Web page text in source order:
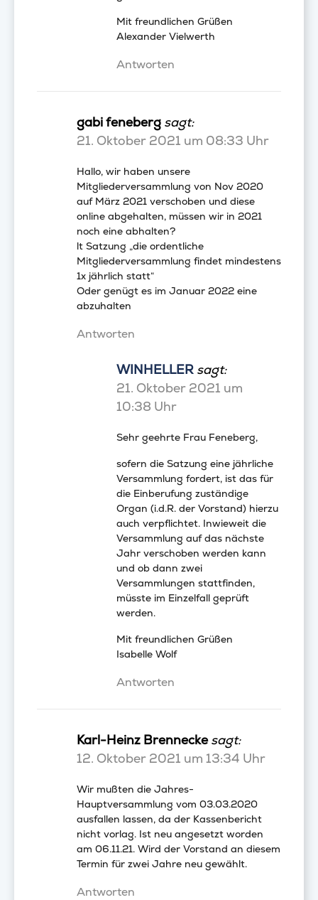
Mit freundlichen Grüßen
Alexander Vielwerth
Antworten
gabi feneberg sagt:
21. Oktober 2021 um 08:33 Uhr
Hallo, wir haben unsere
Mitgliederversammlung von Nov 2020
auf März 2021 verschoben und diese
online abgehalten, müssen wir in 2021
noch eine abhalten?
lt Satzung „die ordentliche
Mitgliederversammlung findet mindestens
1x jährlich statt“
Oder genügt es im Januar 2022 eine
abzuhalten
Antworten
WINHELLER sagt:
21. Oktober 2021 um
10:38 Uhr
Sehr geehrte Frau Feneberg,
sofern die Satzung eine jährliche
Versammlung fordert, ist das für
die Einberufung zuständige
Organ (i.d.R. der Vorstand) hierzu
auch verpflichtet. Inwieweit die
Versammlung auf das nächste
Jahr verschoben werden kann
und ob dann zwei
Versammlungen stattfinden,
müsste im Einzelfall geprüft
werden.
Mit freundlichen Grüßen
Isabelle Wolf
Antworten
Karl-Heinz Brennecke sagt:
12. Oktober 2021 um 13:34 Uhr
Wir mußten die Jahres-
Hauptversammlung vom 03.03.2020
ausfallen lassen, da der Kassenbericht
nicht vorlag. Ist neu angesetzt worden
am 06.11.21. Wird der Vorstand an diesem
Termin für zwei Jahre neu gewählt.
Antworten